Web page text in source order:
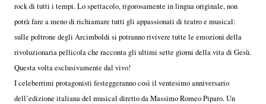
rock di tutti i tempi. Lo spettacolo, rigorosamente in lingua originale, non
potrà fare a meno di richiamare tutti gli appassionati di teatro e musical:
sulle poltrone degli Arcimboldi si potranno rivivere tutte le emozioni della
rivoluzionaria pellicola che racconta gli ultimi sette giorni della vita di Gesù.
Questa volta esclusivamente dal vivo!
I celeberrimi protagonisti festeggeranno così il ventesimo anniversario
dell’edizione italiana del musical diretto da Massimo Romeo Piparo. Un